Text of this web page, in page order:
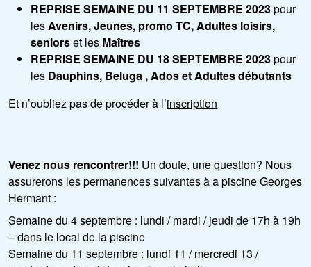
REPRISE SEMAINE DU 11 SEPTEMBRE 2023pour
lesAvenirs, Jeunes, promo TC, Adultes loisirs,
seniorset les Maîtres
REPRISE SEMAINE DU 18 SEPTEMBRE 2023pour
les Dauphins, Beluga , Ados et Adultes débutants
Et n’oubliez pas de procéder à l’inscription
Venez nous rencontrer!!! Un doute, une question? Nous
assurerons les permanences suivantes à a piscine Georges
Hermant :
Semaine du 4 septembre : lundi / mardi / jeudi de 17h à 19h
– dans le local de la piscine
Semaine du 11 septembre : lundi 11 / mercredi 13 /